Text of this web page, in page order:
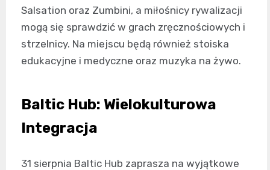
Salsation oraz Zumbini, a miłośnicy rywalizacji
mogą się sprawdzić w grach zręcznościowych i
strzelnicy. Na miejscu będą również stoiska
edukacyjne i medyczne oraz muzyka na żywo.
Baltic Hub: Wielokulturowa
Integracja
31 sierpnia Baltic Hub zaprasza na wyjątkowe